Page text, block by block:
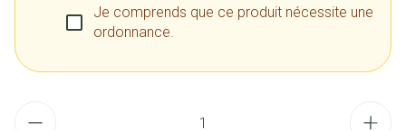
Je comprends que ce produit nécessite une
ordonnance.